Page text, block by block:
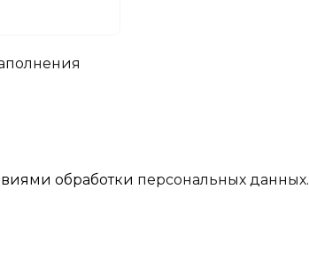
обработки персональных данных.